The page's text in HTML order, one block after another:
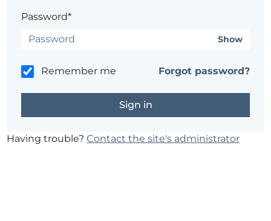
Password*
Show
Remember me Forgot password?
Having trouble?Contact the site's administrator